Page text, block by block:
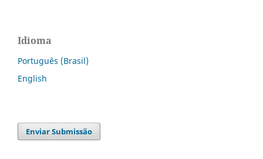
Idioma
Português (Brasil)
English
Enviar Submissão